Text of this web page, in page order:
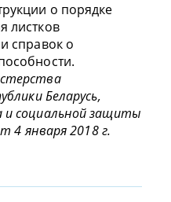
о порядке
листков
справок о
Беларусь,
социальной защиты
4 января 2018 г.